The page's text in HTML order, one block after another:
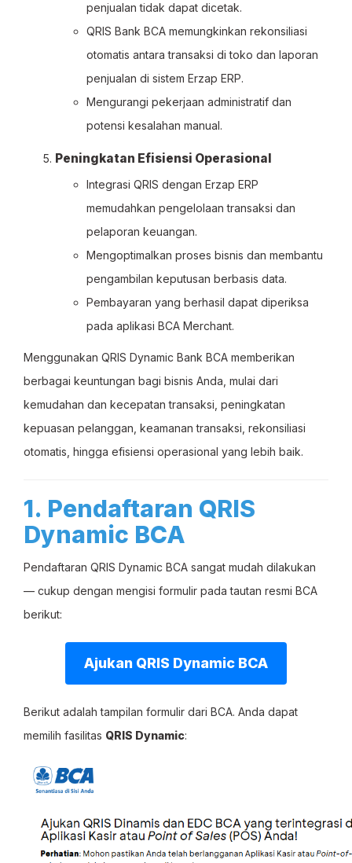
penjualan tidak dapat dicetak.
QRIS Bank BCA memungkinkan rekonsiliasi
otomatis antara transaksi di toko dan laporan
penjualan di sistem Erzap ERP.
Mengurangi pekerjaan administratif dan
potensi kesalahan manual.
Peningkatan Efisiensi Operasional
Integrasi QRIS dengan Erzap ERP
memudahkan pengelolaan transaksi dan
pelaporan keuangan.
Mengoptimalkan proses bisnis dan membantu
pengambilan keputusan berbasis data.
Pembayaran yang berhasil dapat diperiksa
pada aplikasi BCA Merchant.
Menggunakan QRIS Dynamic Bank BCA memberikan
berbagai keuntungan bagi bisnis Anda, mulai dari
kemudahan dan kecepatan transaksi, peningkatan
kepuasan pelanggan, keamanan transaksi, rekonsiliasi
otomatis, hingga efisiensi operasional yang lebih baik.
1. Pendaftaran QRIS
Dynamic BCA
Pendaftaran QRIS Dynamic BCA sangat mudah dilakukan
— cukup dengan mengisi formulir pada tautan resmi BCA
berikut:
Ajukan QRIS Dynamic BCA
Berikut adalah tampilan formulir dari BCA. Anda dapat
memilih fasilitas QRIS Dynamic: